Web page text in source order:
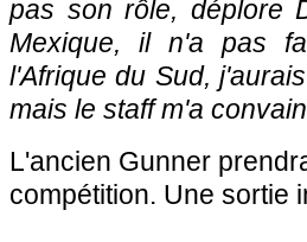
pas son rôle, déplore
Mexique, il n'a pas
l'Afrique du Sud,
mais le staff m'a
L'ancien Gunner
compétition. Une sortie